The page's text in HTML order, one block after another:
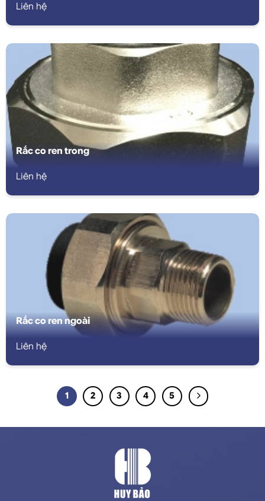
Liên hệ
Rắc co ren trong
Liên hệ
Rắc co ren ngoài
Liên hệ
1 2 3 4 5